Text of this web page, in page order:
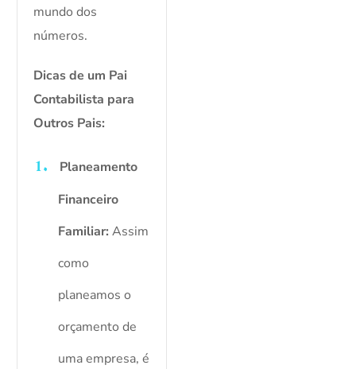
mundo dos
números.
Dicas de um Pai
Contabilista para
Outros Pais:
Planeamento
Financeiro
Familiar: Assim
como
planeamos o
orçamento de
uma empresa, é